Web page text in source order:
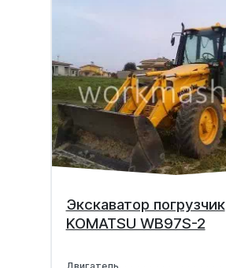
Экскаватор погрузчик
KOMATSU WB97S-2